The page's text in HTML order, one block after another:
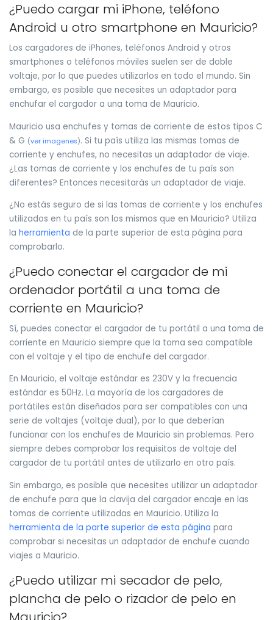
¿Puedo cargar mi iPhone, teléfono
Android u otro smartphone en Mauricio?
Los cargadores de iPhones, teléfonos Android y otros
smartphones o teléfonos móviles suelen ser de doble
voltaje, por lo que puedes utilizarlos en todo el mundo. Sin
embargo, es posible que necesites un adaptador para
enchufar el cargador a una toma de Mauricio.
Mauricio usa enchufes y tomas de corriente de estos tipos C
& G (ver imagenes). Si tu país utiliza las mismas tomas de
corriente y enchufes, no necesitas un adaptador de viaje.
¿Las tomas de corriente y los enchufes de tu país son
diferentes? Entonces necesitarás un adaptador de viaje.
¿No estás seguro de si las tomas de corriente y los enchufes
utilizados en tu país son los mismos que en Mauricio? Utiliza
la herramienta de la parte superior de esta página para
comprobarlo.
¿Puedo conectar el cargador de mi
ordenador portátil a una toma de
corriente en Mauricio?
Sí, puedes conectar el cargador de tu portátil a una toma de
corriente en Mauricio siempre que la toma sea compatible
con el voltaje y el tipo de enchufe del cargador.
En Mauricio, el voltaje estándar es 230V y la frecuencia
estándar es 50Hz. La mayoría de los cargadores de
portátiles están diseñados para ser compatibles con una
serie de voltajes (voltaje dual), por lo que deberían
funcionar con los enchufes de Mauricio sin problemas. Pero
siempre debes comprobar los requisitos de voltaje del
cargador de tu portátil antes de utilizarlo en otro país.
Sin embargo, es posible que necesites utilizar un adaptador
de enchufe para que la clavija del cargador encaje en las
tomas de corriente utilizadas en Mauricio. Utiliza la
herramienta de la parte superior de esta página para
comprobar si necesitas un adaptador de enchufe cuando
viajes a Mauricio.
¿Puedo utilizar mi secador de pelo,
plancha de pelo o rizador de pelo en